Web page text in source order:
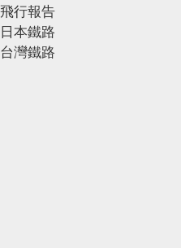
飛行報告
日本鐵路
台灣鐵路